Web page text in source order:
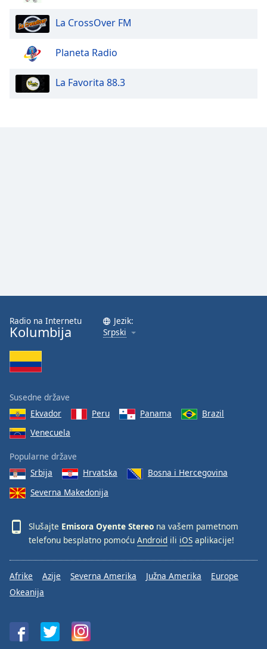
La CrossOver FM
Planeta Radio
La Favorita 88.3
Radio na Internetu
Kolumbija
Jezik:
Srpski
Susedne države
Ekvador
Peru Panama
Brazil
Venecuela
Popularne države
Srbija
Hrvatska
Bosna i Hercegovina
Severna Makedonija
Slušajte Emisora Oyente Stereo na vašem pametnom
telefonu besplatno pomoću Android ili iOS aplikacije!
Afrike Azije Severna Amerika Južna Amerika
Europe
Okeanija